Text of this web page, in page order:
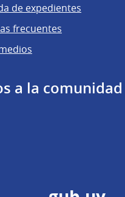
de expedientes
frecuentes
a la comunidad